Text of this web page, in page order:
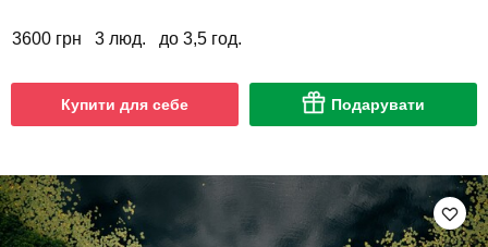
3600 грн 3 люд. до 3,5 год.
Купити для себе Подарувати